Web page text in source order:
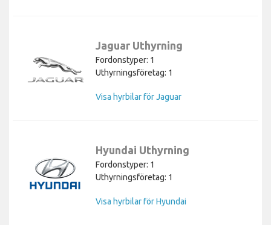
Jaguar Uthyrning
Fordonstyper: 1
Uthyrningsföretag: 1
Visa hyrbilar för Jaguar
Hyundai Uthyrning
Fordonstyper: 1
Uthyrningsföretag: 1
Visa hyrbilar för Hyundai